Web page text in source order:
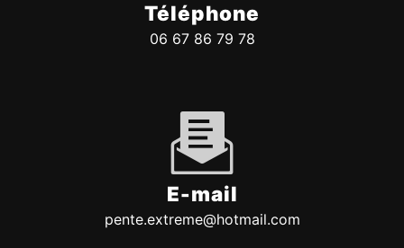
Téléphone
06 67 86 79 78
E-mail
pente.extreme@hotmail.com